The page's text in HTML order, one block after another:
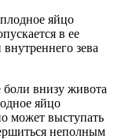
яйцо
в ее
зева
боли внизу живота
яйцо
может выступать
неполным